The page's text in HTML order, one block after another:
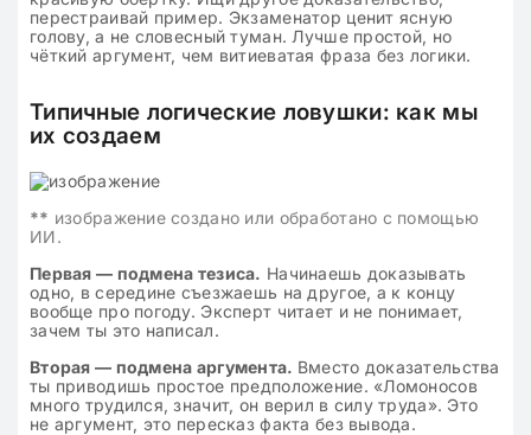
перестраивай пример. Экзаменатор ценит ясную
голову, а не словесный туман. Лучше простой, но
чёткий аргумент, чем витиеватая фраза без логики.
Типичные логические ловушки: как мы
их создаем
** изображение создано или обработано с помощью
ИИ.
Первая — подмена тезиса. Начинаешь доказывать
одно, в середине съезжаешь на другое, а к концу
вообще про погоду. Эксперт читает и не понимает,
зачем ты это написал.
Вторая — подмена аргумента. Вместо доказательства
ты приводишь простое предположение. «Ломоносов
много трудился, значит, он верил в силу труда». Это
не аргумент, это пересказ факта без вывода.